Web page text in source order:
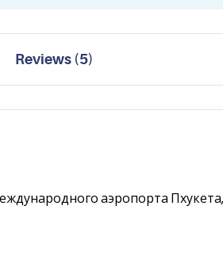
Reviews(5)
аэропорта